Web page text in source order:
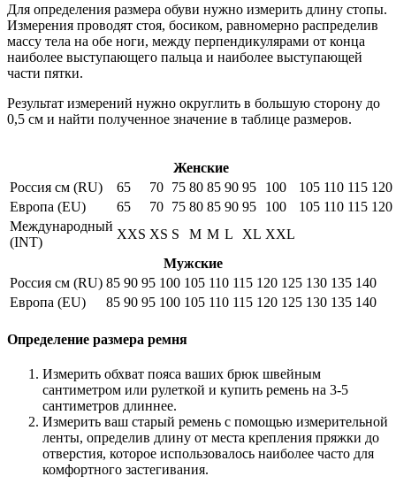
Для определения размера обуви нужно измерить длину стопы.
Измерения проводят стоя, босиком, равномерно распределив
массу тела на обе ноги, между перпендикулярами от конца
наиболее выступающего пальца и наиболее выступающей
части пятки.
Результат измерений нужно округлить в большую сторону до
0,5 см и найти полученное значение в таблице размеров.
Женские
Россия см (RU)
65 70 75 80 85 90 95 100 105 110 115 120
Европа (EU)
65 70 75 80 85 90 95 100 105 110 115 120
Международный
(INT)
XXS XS S M M L XL XXL
Мужские
Россия см (RU) 85 90 95 100 105 110 115 120 125 130 135 140
Европа (EU)
85 90 95 100 105 110 115 120 125 130 135 140
Определение размера ремня
Измерить обхват пояса ваших брюк швейным
сантиметром или рулеткой и купить ремень на 3-5
сантиметров длиннее.
Измерить ваш старый ремень с помощью измерительной
ленты, определив длину от места крепления пряжки до
отверстия, которое использовалось наиболее часто для
комфортного застегивания.